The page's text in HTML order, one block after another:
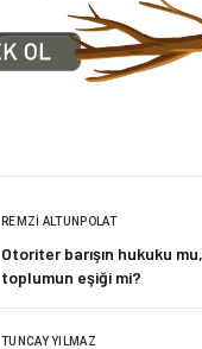
REMZI ALTUNPOLAT
Otoriter barışın hukuku
toplumun eşiği mi?
TUNCAY YILMAZ